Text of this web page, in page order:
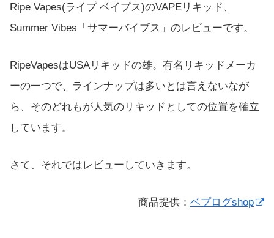
Ripe Vapes(ライプ ベイプス)のVAPEリキッド、
Summer Vibes「サマーバイブス」のレビューです。
RipeVapesはUSAリキッドの雄。有名リキッドメーカ
ーの一つで、ラインナップは多いとは言えないなが
ら、そのどれもが人気のリキッドとしての位置を確立
しています。
さて、それではレビューしていきます。
商品提供： ベプログshop